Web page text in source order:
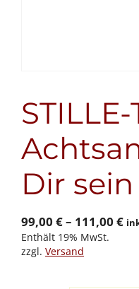
Dir sein
99,00 €– 111,00 €
Enthält 19% MwSt.
zzgl. Versand